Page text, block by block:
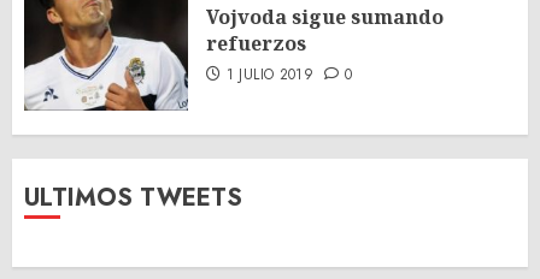
Vojvoda sigue sumando
refuerzos
1 JULIO 2019 0
ULTIMOS TWEETS